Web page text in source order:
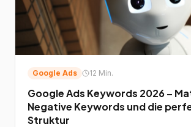
Google Ads 12 Min.
Google Ads Keywords 2026 –
Negative Keywords und die
Struktur